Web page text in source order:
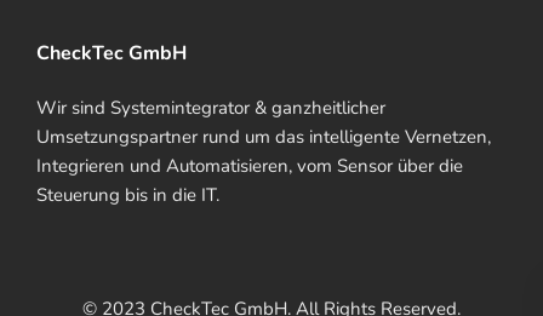
CheckTec GmbH
Wir sind Systemintegrator & ganzheitlicher
Umsetzungspartner rund um das intelligente Vernetzen,
Integrieren und Automatisieren, vom Sensor über die
Steuerung bis in die IT.
© 2023 CheckTec GmbH. All Rights Reserved.